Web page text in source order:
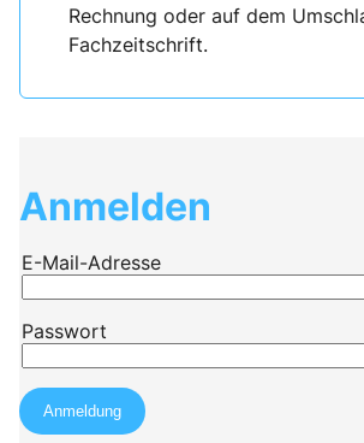
Rechnung oder auf dem
Fachzeitschrift.
Anmelden